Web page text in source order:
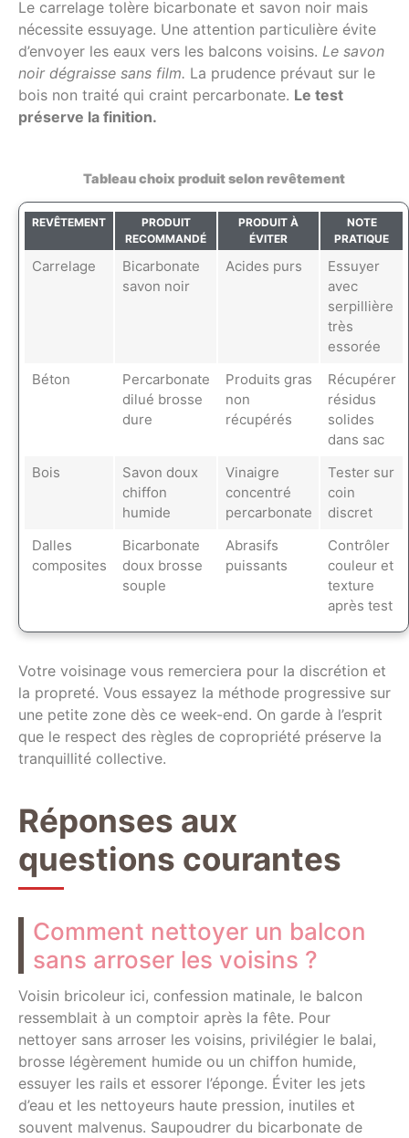
Le carrelage tolère bicarbonate et savon noir mais
nécessite essuyage. Une attention particulière évite
d’envoyer les eaux vers les balcons voisins. Le savon
noir dégraisse sans film. La prudence prévaut sur le
bois non traité qui craint percarbonate. Le test
préserve la finition.
Tableau choix produit selon revêtement
REVÊTEMENT
PRODUIT
RECOMMANDÉ
PRODUIT À
ÉVITER
NOTE
PRATIQUE
Carrelage
Bicarbonate
savon noir
Acides purs
Essuyer
avec
serpillière
très
essorée
Béton
Percarbonate
dilué brosse
dure
Produits gras
non
récupérés
Récupérer
résidus
solides
dans sac
Bois
Savon doux
chiffon
humide
Vinaigre
concentré
percarbonate
Tester sur
coin
discret
Dalles
composites
Bicarbonate
doux brosse
souple
Abrasifs
puissants
Contrôler
couleur et
texture
après test
Votre voisinage vous remerciera pour la discrétion et
la propreté. Vous essayez la méthode progressive sur
une petite zone dès ce week-end. On garde à l’esprit
que le respect des règles de copropriété préserve la
tranquillité collective.
Réponses aux
questions courantes
Comment nettoyer un balcon
sans arroser les voisins ?
Voisin bricoleur ici, confession matinale, le balcon
ressemblait à un comptoir après la fête. Pour
nettoyer sans arroser les voisins, privilégier le balai,
brosse légèrement humide ou un chiffon humide,
essuyer les rails et essorer l’éponge. Éviter les jets
d’eau et les nettoyeurs haute pression, inutiles et
souvent malvenus. Saupoudrer du bicarbonate de